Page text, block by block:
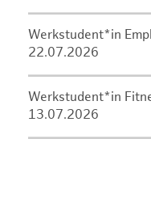
Werkstudent*in
22.07.2026
Werkstudent*in
13.07.2026